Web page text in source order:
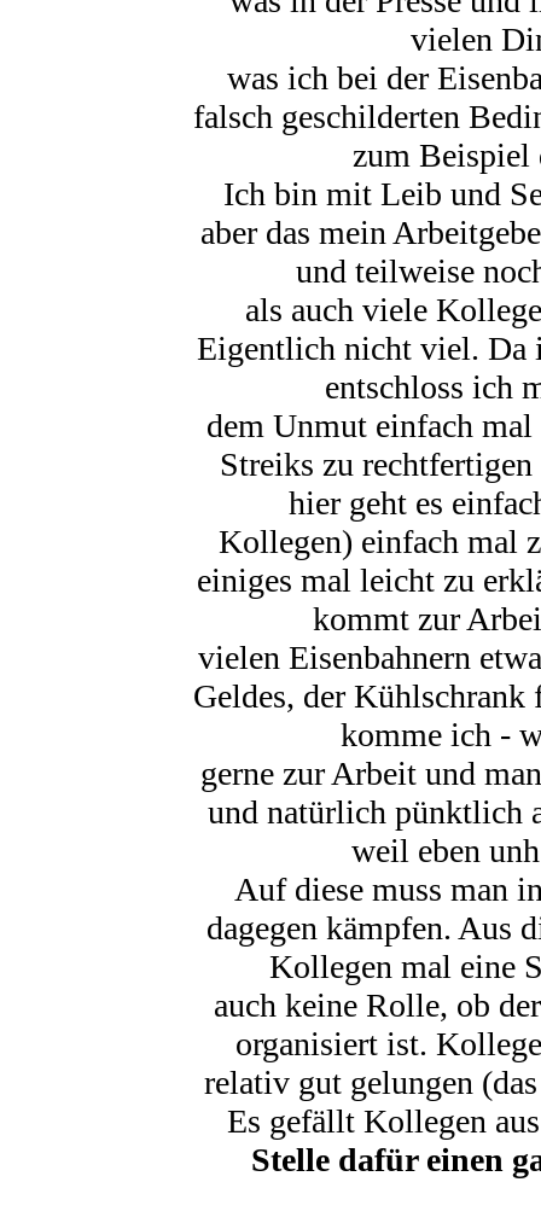
vielen
was ich bei der
falsch geschilderten
zum Beispiel
Ich bin mit Leib und
aber das mein
und teilweise
als auch viele
Eigentlich nicht viel. Da
entschloss ich
dem Unmut einfach
Streiks zu
hier geht es
Kollegen) einfach mal
einiges mal leicht zu
kommt zur
vielen Eisenbahnern
Geldes, der
komme ich -
gerne zur Arbeit und
und natürlich pünktlich
weil eben
Auf diese muss man
dagegen kämpfen. Aus
Kollegen mal eine
auch keine Rolle, ob
organisiert ist.
relativ gut gelungen
Es gefällt Kollegen
Stelle dafür einen